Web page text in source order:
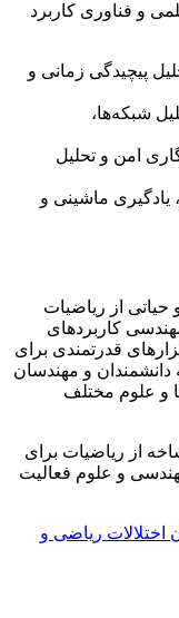
و فناوری کاربرد
پیچیدگی زمانی و
شبکه‌ها،
امن و تحلیل
یادگیری ماشینی و
از ریاضیات
کاربردهای
قدرتمندی برای
دانشمندان و مهندسان
و علوم مختلف
از ریاضیات برای
و علوم فعالیت
ریاضی و